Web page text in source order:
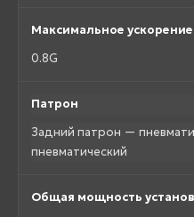
Максимальное ускорение
0.8G
Патрон
Задний патрон —
пневматический
Общая мощность